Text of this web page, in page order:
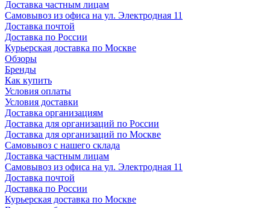
Доставка частным лицам
Самовывоз из офиса на ул. Электродная 11
Доставка почтой
Доставка по России
Курьерская доставка по Москве
Обзоры
Бренды
Как купить
Условия оплаты
Условия доставки
Доставка организациям
Доставка для организаций по России
Доставка для организаций по Москве
Самовывоз с нашего склада
Доставка частным лицам
Самовывоз из офиса на ул. Электродная 11
Доставка почтой
Доставка по России
Курьерская доставка по Москве